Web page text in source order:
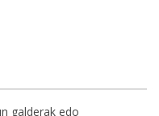
galderak edo